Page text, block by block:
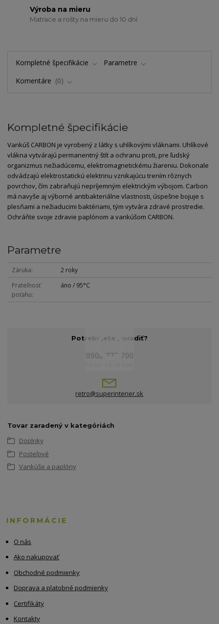
Výroba na mieru
Matrace a rošty na mieru do 10 dní
Kompletné špecifikácie
Parametre
Komentáre
0
Kompletné špecifikácie
Vankúš CARBON je vyrobený z látky s uhlíkovými vláknami. Uhlíkové
vlákna vytvárajú permanentný štít a ochranu proti, pre ľudský
organizmus nežiadúcemu, elektromagnetickému žiareniu. Dokonale
odvádzajú elektrostatickú elektrinu vznikajúcu trením rôznych
povrchov, čím zabraňujú nepríjemným elektrickým výbojom. Carbon
má navyše aj výborné antibakteriálne vlastnosti, úspešne bojuje s
plesňami a nežiaducimi baktériami, tým vytvára zdravé prostredie.
Ochráňte svoje zdravie paplónom a vankúšom CARBON.
Parametre
Záruka
2 roky
Prateľnosť
poťahu
áno / 95°C
Potrebujete poradiť?
retro@superinterier.sk
Tovar zaradený v kategóriách
Doplnky
Posteľové
Vankúše a paplóny
INFORMÁCIE
O nás
Ako nakupovať
Obchodné podmienky
Doprava a platobné podmienky
Certifikáty
Kontakty